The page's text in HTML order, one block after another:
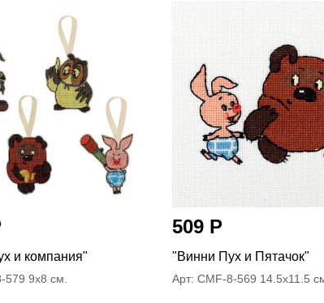
и компания"
579 9x8 см.
509 Р
"Винни Пух и Пятачок"
Арт: CMF-8-569 14.5x11.5